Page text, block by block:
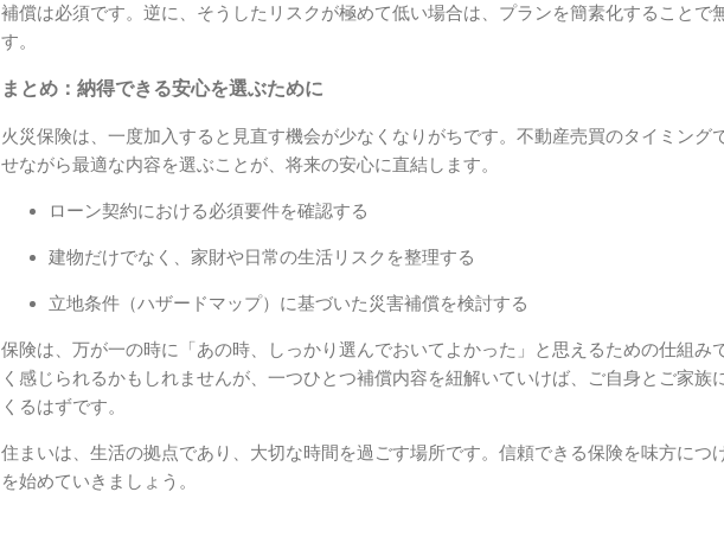
補償は必須です。逆に、そうしたリスクが極めて低い場合は、プランを簡素化することで
す。
まとめ：納得できる安心を選ぶために
火災保険は、一度加入すると見直す機会が少なくなりがちです。不動産売買のタイミング
せながら最適な内容を選ぶことが、将来の安心に直結します。
ローン契約における必須要件を確認する
建物だけでなく、家財や日常の生活リスクを整理する
立地条件（ハザードマップ）に基づいた災害補償を検討する
保険は、万が一の時に「あの時、しっかり選んでおいてよかった」と思えるための仕組み
く感じられるかもしれませんが、一つひとつ補償内容を紐解いていけば、ご自身とご家族
くるはずです。
住まいは、生活の拠点であり、大切な時間を過ごす場所です。信頼できる保険を味方につ
を始めていきましょう。